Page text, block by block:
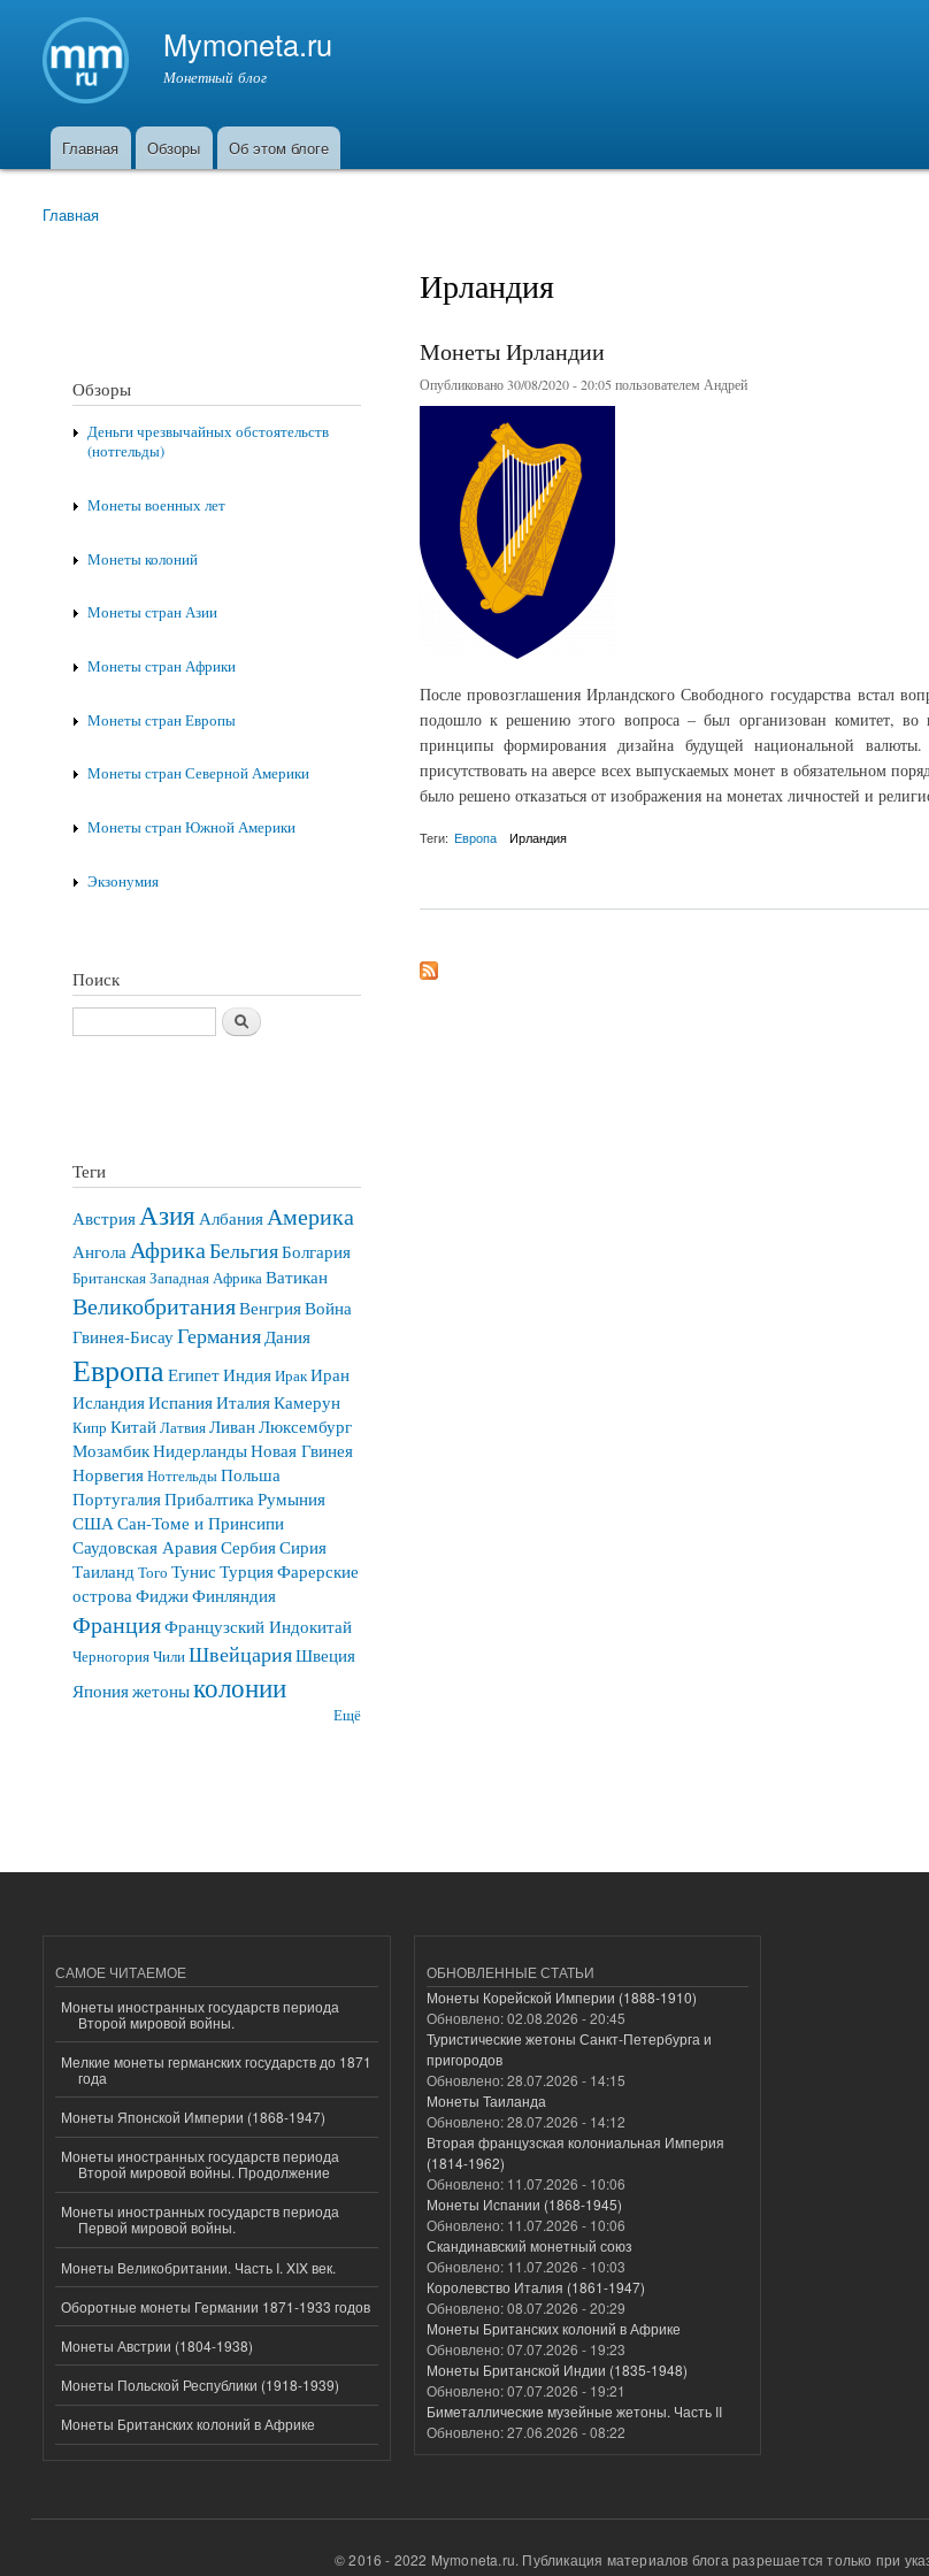
Mymoneta.ru
Монетный блог
Главное меню
Главная Обзоры Об этом блоге
Вы здесьГлавная
Ирландия
Монеты Ирландии
Опубликовано 30/08/2020 - 20:05 пользователем Андрей
После провозглашения Ирландского Свободного государства встал
подошло к решению этого вопроса – был организован комитет, во
принципы формирования дизайна будущей национальной
присутствовать на аверсе всех выпускаемых монет в обязательном
было решено отказаться от изображения на монетах личностей и
Теги: Европа Ирландия
Обзоры
Деньги чрезвычайных обстоятельств
(нотгельды)
Монеты военных лет
Монеты колоний
Монеты стран Азии
Монеты стран Африки
Монеты стран Европы
Монеты стран Северной Америки
Монеты стран Южной Америки
Экзонумия
Поиск
Теги
Австрия Азия АлбанияАмерика
Ангола АфрикаБельгияБолгария
Британская Западная АфрикаВатикан
ВеликобританияВенгрияВойна
Гвинея-БисауГермания Дания
ЕвропаЕгипетИндияИракИран
ИсландияИспанияИталияКамерун
Кипр КитайЛатвияЛиванЛюксембург
МозамбикНидерландыНовая Гвинея
НорвегияНотгельдыПольша
ПортугалияПрибалтика Румыния
США Сан-Томе и Принсипи
Саудовская АравияСербияСирия
Таиланд Того Тунис ТурцияФарерские
острова ФиджиФинляндия
ФранцияФранцузский Индокитай
ЧерногорияЧилиШвейцарияШвеция
Японияжетоныколонии
Ещё
САМОЕ ЧИТАЕМОЕ
Монеты иностранных государств периода
Второй мировой войны.
Мелкие монеты германских государств до 1871
года
Монеты Японской Империи (1868-1947)
Монеты иностранных государств периода
Второй мировой войны. Продолжение
Монеты иностранных государств периода
Первой мировой войны.
Монеты Великобритании. Часть I. XIX век.
Оборотные монеты Германии 1871-1933 годов
Монеты Австрии (1804-1938)
Монеты Польской Республики (1918-1939)
Монеты Британских колоний в Африке
ОБНОВЛЕННЫЕ СТАТЬИ
Монеты Корейской Империи (1888-1910)
Обновлено:02.08.2026 - 20:45
Туристические жетоны Санкт-Петербурга и
пригородов
Обновлено:28.07.2026 - 14:15
Монеты Таиланда
Обновлено:28.07.2026 - 14:12
Вторая французская колониальная Империя
(1814-1962)
Обновлено: 11.07.2026 - 10:06
Монеты Испании (1868-1945)
Обновлено: 11.07.2026 - 10:06
Скандинавский монетный союз
Обновлено: 11.07.2026 - 10:03
Королевство Италия (1861-1947)
Обновлено:08.07.2026 - 20:29
Монеты Британских колоний в Африке
Обновлено:07.07.2026 - 19:23
Монеты Британской Индии (1835-1948)
Обновлено:07.07.2026 - 19:21
Биметаллические музейные жетоны. Часть II
Обновлено:27.06.2026 - 08:22
© 2016 - 2022 Mymoneta.ru. Публикация материалов блога разрешается только при